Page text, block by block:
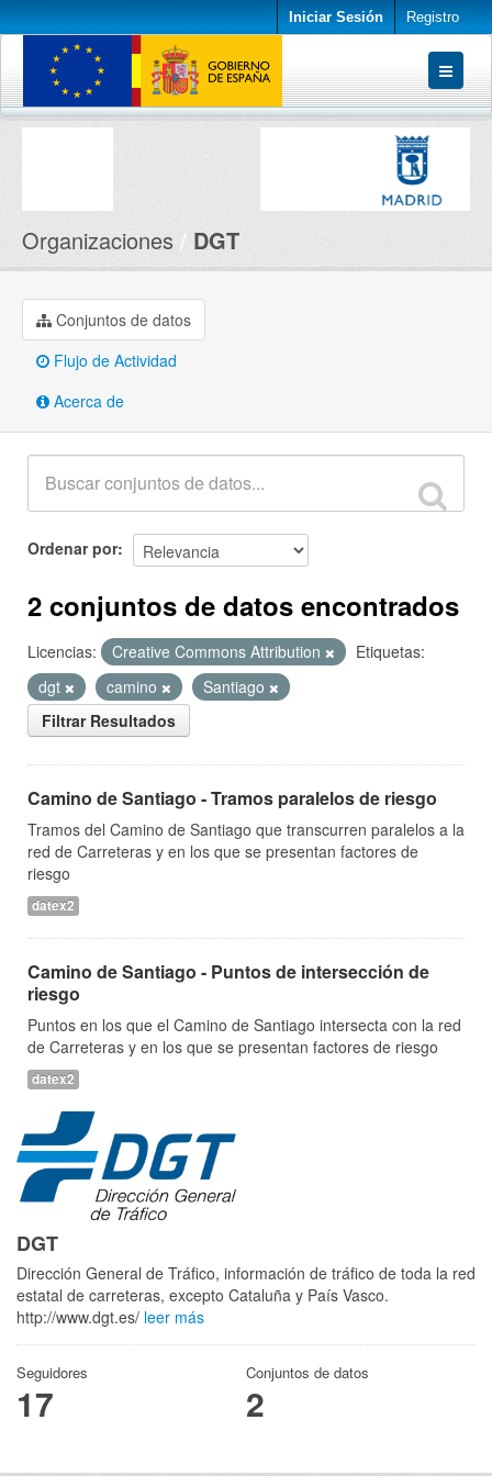
Iniciar Sesión Registro
Conjuntos de datos
Organizaciones DGT
Conjuntos de datos
Flujo de Actividad
Acerca de
Ordenar por
2 conjuntos de datos encontrados
Licencias: Creative Commons Attribution
Etiquetas:
dgt
camino
Santiago
Filtrar Resultados
Camino de Santiago - Tramos paralelos de riesgo
Tramos del Camino de Santiago que transcurren paralelos a la
red de Carreteras y en los que se presentan factores de
riesgo
datex2
Camino de Santiago - Puntos de intersección de
riesgo
Puntos en los que el Camino de Santiago intersecta con la red
de Carreteras y en los que se presentan factores de riesgo
datex2
DGT
Dirección General de Tráfico, información de tráfico de toda la red
estatal de carreteras, excepto Cataluña y País Vasco.
http://www.dgt.es/ leer más
Seguidores
17
Conjuntos de datos
2